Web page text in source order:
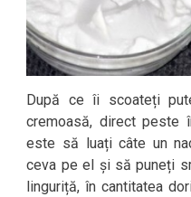
După ce îi scoateți
cremoasă, direct peste
este să luați câte un
ceva pe el și să puneți
linguriță, în cantitatea